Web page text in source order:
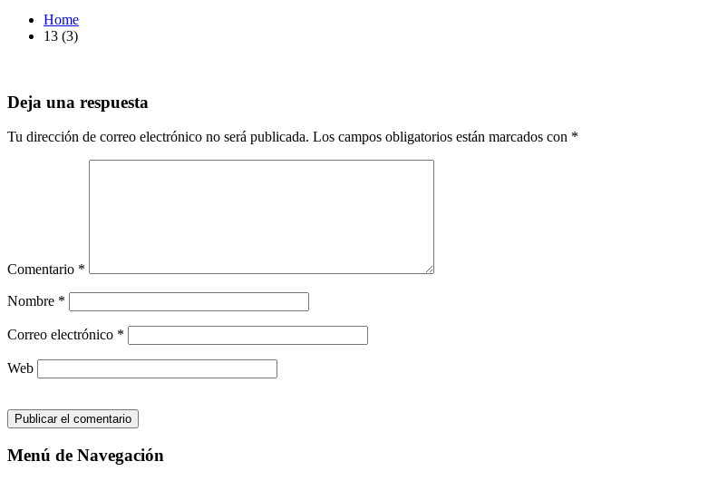
Home
13 (3)
Deja una respuesta
Tu dirección de correo electrónico no será publicada. Los campos obligatorios están marcados con *
Comentario *
Nombre *
Correo electrónico *
Web
Menú de Navegación